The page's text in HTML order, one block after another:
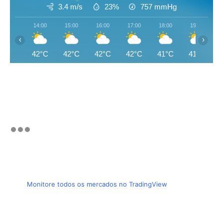
3.4 m/s 23% 757 mmHg
14:00
42°C
15:00
42°C
16:00
42°C
17:00
42°C
18:00
41°C
19:00
41°C
‹ ›
Monitore todos os mercados no TradingView